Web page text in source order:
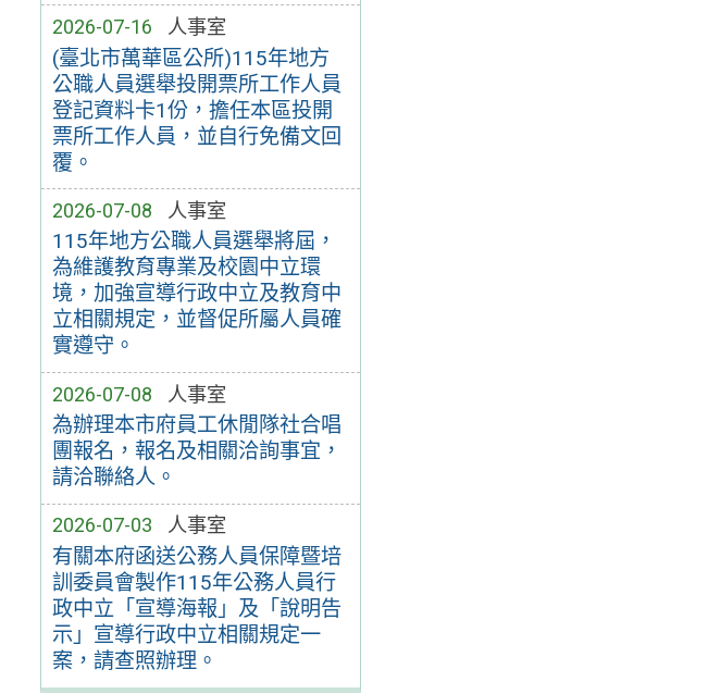
2026-07-16 人事室
(臺北市萬華區公所)115年地方
公職人員選舉投開票所工作人員
登記資料卡1份，擔任本區投開
票所工作人員，並自行免備文回
覆。
2026-07-08 人事室
115年地方公職人員選舉將屆，
為維護教育專業及校園中立環
境，加強宣導行政中立及教育中
立相關規定，並督促所屬人員確
實遵守。
2026-07-08 人事室
為辦理本市府員工休閒隊社合唱
團報名，報名及相關洽詢事宜，
請洽聯絡人。
2026-07-03 人事室
有關本府函送公務人員保障暨培
訓委員會製作115年公務人員行
政中立「宣導海報」及「說明告
示」宣導行政中立相關規定一
案，請查照辦理。